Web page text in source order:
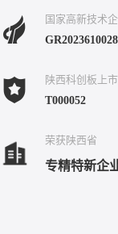
国家高新技术企
陕西科创板上市
T000052
荣获陕西省
专精特新企